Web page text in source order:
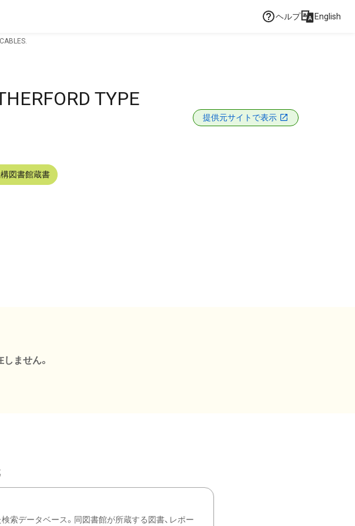
ヘルプ English
TYPE
提供元サイトで表示
図書館蔵書
ません。
索データベース。同図書館が所蔵する図書、レポー